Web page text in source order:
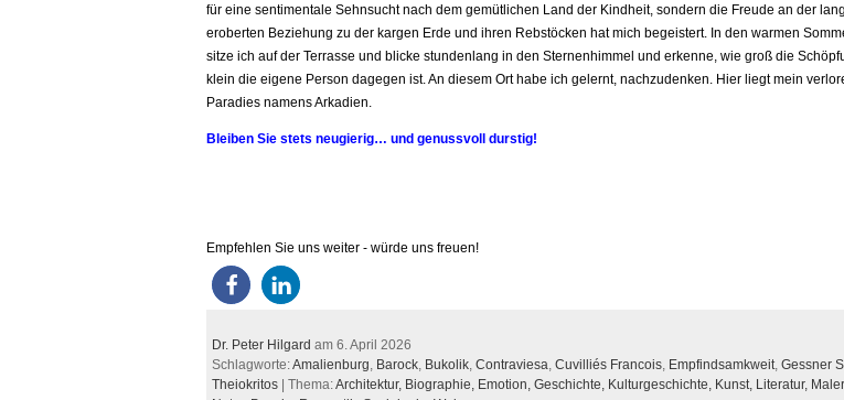
für eine sentimentale Sehnsucht nach dem gemütlichen Land der Kindheit, sondern die Freude an der
eroberten Beziehung zu der kargen Erde und ihren Rebstöcken hat mich begeistert. In den warmen
sitze ich auf der Terrasse und blicke stundenlang in den Sternenhimmel und erkenne, wie groß die
klein die eigene Person dagegen ist. An diesem Ort habe ich gelernt, nachzudenken. Hier liegt mein
Paradies namens Arkadien.
Bleiben Sie stets neugierig… und genussvoll durstig!
Empfehlen Sie uns weiter - würde uns freuen!
Dr. Peter Hilgard am 6. April 2026
Schlagworte:Amalienburg, Barock, Bukolik, Contraviesa, Cuvilliés Francois, Empfindsamkweit, Gessner
Theiokritos | Thema:Architektur, Biographie, Emotion, Geschichte, Kulturgeschichte, Kunst, Literatur,